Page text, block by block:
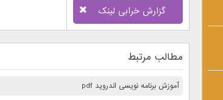
گزارش خرابی لینک
مطالب مرتبط
آموزش برنامه نویسی اندروید pdf